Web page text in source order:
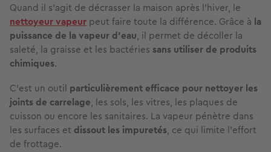
Quand il s’agit de décrasser la maison après l’hiver, le
nettoyeur vapeur peut faire toute la différence. Grâce à la
puissance de la vapeur d’eau, il permet de décoller la
saleté, la graisse et les bactéries sans utiliser de produits
chimiques.
C’est un outil particulièrement efficace pour nettoyer les
joints de carrelage, les sols, les vitres, les plaques de
cuisson ou encore les sanitaires. La vapeur pénètre dans
les surfaces et dissout les impuretés, ce qui limite l’effort
de frottage.